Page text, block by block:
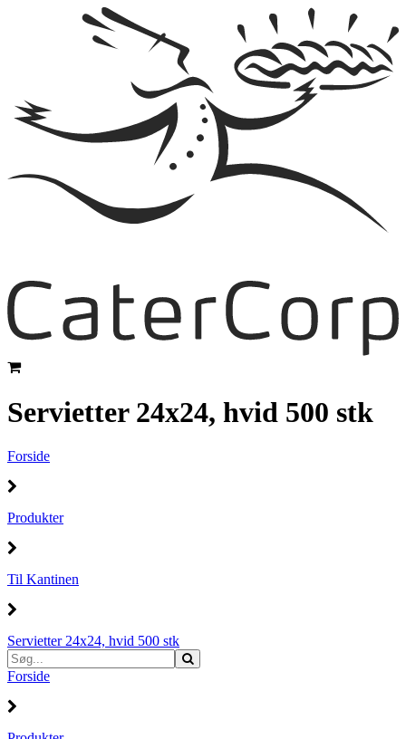
Servietter 24x24, hvid 500 stk
Forside
Produkter
Til Kantinen
Servietter 24x24, hvid 500 stk
Forside